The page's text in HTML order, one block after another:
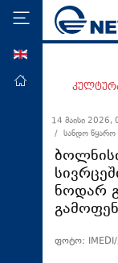
ეკონომიკა
მსოფლიო
ჯანდაცვა
საზოგადოება
სამართალი
14 მაისი 2026,
/ სანდო წყარო
ნოდარ
ფოტო: